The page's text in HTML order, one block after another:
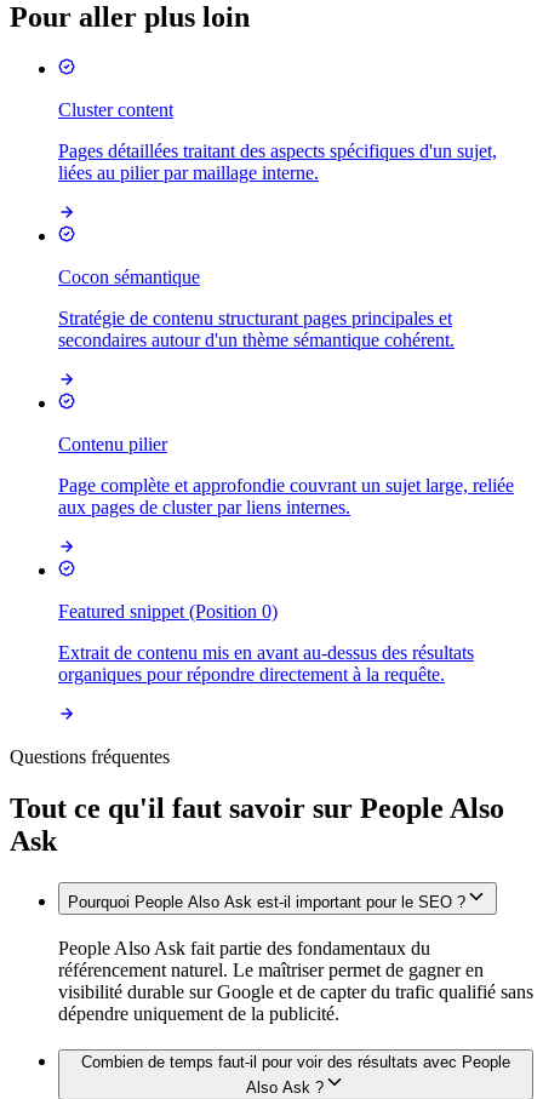
Pour aller plus loin
Cluster content
Pages détaillées traitant des aspects spécifiques d'un sujet,
liées au pilier par maillage interne.
Cocon sémantique
Stratégie de contenu structurant pages principales et
secondaires autour d'un thème sémantique cohérent.
Contenu pilier
Page complète et approfondie couvrant un sujet large, reliée
aux pages de cluster par liens internes.
Featured snippet (Position 0)
Extrait de contenu mis en avant au-dessus des résultats
organiques pour répondre directement à la requête.
Questions fréquentes
Tout ce qu'il faut savoir sur People Also
Ask
Pourquoi People Also Ask est-il important pour le SEO ?
People Also Ask fait partie des fondamentaux du
référencement naturel. Le maîtriser permet de gagner en
visibilité durable sur Google et de capter du trafic qualifié sans
dépendre uniquement de la publicité.
Combien de temps faut-il pour voir des résultats avec People
Also Ask ?